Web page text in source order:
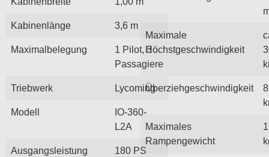
Kabinenlänge 3,6 m
Maximalbelegung
1 Pilot, 3
Passagiere
Triebwerk Lycoming
Modell
IO-360-
L2A
Ausgangsleistung 180 PS
Maximale
Höchstgeschwindigkeit
Überziehgeschwindigkeit
Maximales
Rampengewicht